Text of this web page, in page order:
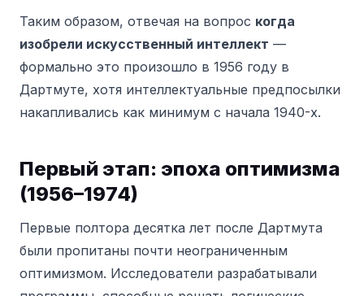
Таким образом, отвечая на вопрос когда
изобрели искусственный интеллект —
формально это произошло в 1956 году в
Дартмуте, хотя интеллектуальные предпосылки
накапливались как минимум с начала 1940-х.
Первый этап: эпоха оптимизма
(1956–1974)
Первые полтора десятка лет после Дартмута
были пропитаны почти неограниченным
оптимизмом. Исследователи разрабатывали